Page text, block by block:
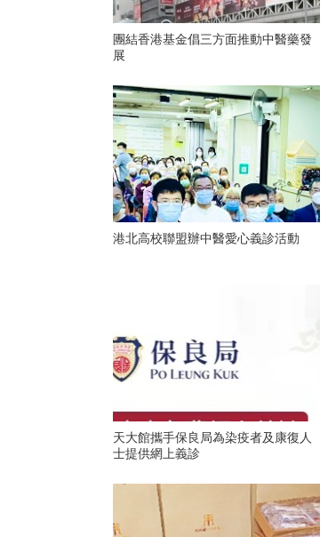
團結香港基金倡三方面推動中醫藥發
展
港北高校聯盟辦中醫愛心義診活動
天大館攜手保良局為染疫者及康復人
士提供網上義診